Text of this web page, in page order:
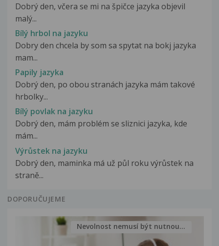
Dobrý den, včera se mi na špičce jazyka objevil
malý...
Bílý hrbol na jazyku
Dobry den chcela by som sa spytat na bokj jazyka
mam...
Papily jazyka
Dobrý den, po obou stranách jazyka mám takové
hrbolky...
Bílý povlak na jazyku
Dobrý den, mám problém se sliznici jazyka, kde
mám...
Výrůstek na jazyku
Dobrý den, maminka má už půl roku výrůstek na
straně...
DOPORUČUJEME
Nevolnost nemusí být nutnou...